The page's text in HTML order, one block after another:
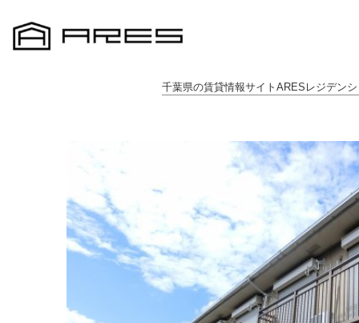
千葉県の賃貸情報サイトARESレジデン